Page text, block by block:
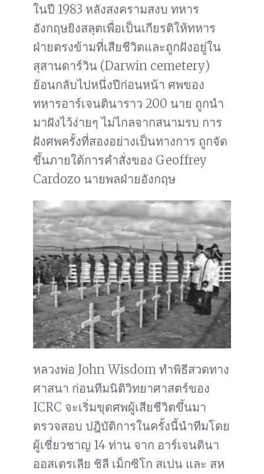
ในปี 1983 หลังสงครามสงบ ทหาร
อังกฤษยิงสลุตเพื่อเป็นเกียรติให้ทหาร
ฝ่ายตรงข้ามที่เสียชีวิตและถูกฝังอยู่ใน
สุสานดาร์วิน (Darwin cemetery)
ย้อนกลับไปหนึ่งปีก่อนหน้า ศพของ
ทหารอาร์เจนตินาราว 200 นาย ถูกนำ
มาฝังไว้ง่ายๆ ไม่ไกลจากสนามรบ การ
ฝังศพครั้งที่สองอย่างเป็นทางการ ถูกจัด
ขึ้นภายใต้การคำสั่งของ Geoffrey
Cardozo นายพลฝ่ายอังกฤษ
หลวงพ่อ John Wisdom ทำพิธีสวดทาง
ศาสนา ก่อนทีมนิติวิทยาศาสตร์ของ
ICRC จะเริ่มขุดศพผู้เสียชีวิตขึ้นมา
ตรวจสอบ ปฎิบัติการในครั้งนี้นำทีมโดย
ผู้เชี่ยวชาญ 14 ท่าน จาก อาร์เจนตินา
ออสเตรเลีย ชิลี เม็กซิโก สเปน และ สห